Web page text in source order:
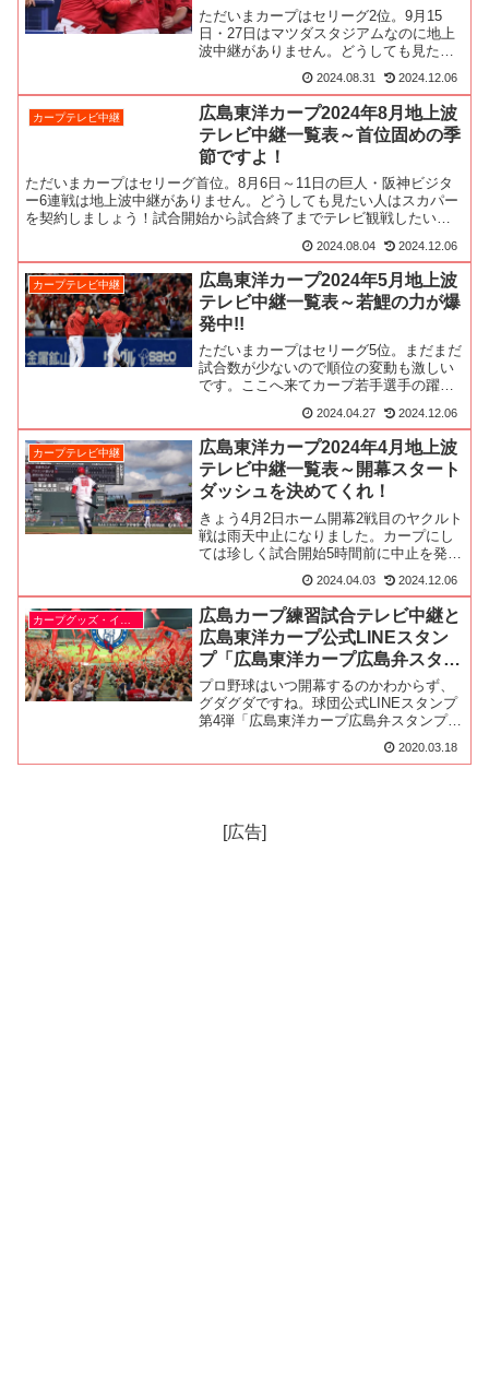
ただいまカープはセリーグ2位。9月15
日・27日はマツダスタジアムなのに地上
波中継がありません。どうしても見たい
人はスカパーを契約しましょう！試合開
始から試合終了までテレビ観戦したい人
はスカパー一択です。ベランダにパラボ
ラアンテナを設置しな...
2024.08.31 2024.12.06
カープテレビ中継
広島東洋カープ2024年8月地上波
テレビ中継一覧表～首位固めの季
節ですよ！
ただいまカープはセリーグ首位。8月6日～11日の巨人・阪神ビジタ
ー6連戦は地上波中継がありません。どうしても見たい人はスカパー
を契約しましょう！試合開始から試合終了までテレビ観戦したい人
2024.08.04 2024.12.06
カープテレビ中継
広島東洋カープ2024年5月地上波
テレビ中継一覧表～若鯉の力が爆
発中!!
ただいまカープはセリーグ5位。まだまだ
試合数が少ないので順位の変動も激しい
です。ここへ来てカープ若手選手の躍動
できます。さて広島県内のローカルテレ
ビ局の地上波試合中継予定です。5月14・
15日地方球場の試...
2024.04.27 2024.12.06
カープテレビ中継
広島東洋カープ2024年4月地上波
テレビ中継一覧表～開幕スタート
ダッシュを決めてくれ！
きょう4月2日ホーム開幕2戦目のヤクルト
戦は雨天中止になりました。カープにし
ては珍しく試合開始5時間前に中止を発表
いつも試合中止発表が遅いんですよ。カ
ープファンの間では、15時に開門してカ
ープうどんが売り...
2024.04.03 2024.12.06
広島カープ練習試合テレビ中継と
広島東洋カープ公式LINEスタン
プ「広島東洋カープ広島弁スタン
プ」３月19日発売
プロ野球はいつ開幕するのかわからず、
グダグダですね。球団公式LINEスタンプ
第4弾「広島東洋カープ広島弁スタンプ」
です。スタンプを送る相手もいないんで
2020.03.18
[広告]